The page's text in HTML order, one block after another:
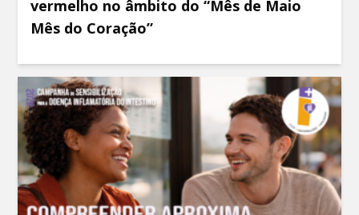
vermelho no âmbito do “Mês de Maio
Mês do Coração”